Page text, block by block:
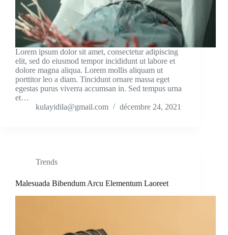
Lorem ipsum dolor sit amet, consectetur adipiscing
elit, sed do eiusmod tempor incididunt ut labore et
dolore magna aliqua. Lorem mollis aliquam ut
porttitor leo a diam. Tincidunt ornare massa eget
egestas purus viverra accumsan in. Sed tempus urna
et…
kulayidila@gmail.com
décembre 24, 2021
Trends
Malesuada Bibendum Arcu Elementum Laoreet